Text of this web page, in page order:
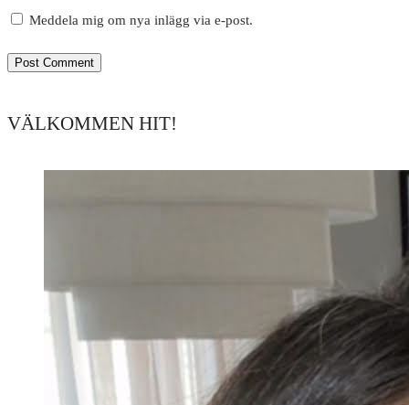
Meddela mig om nya inlägg via e-post.
VÄLKOMMEN HIT!